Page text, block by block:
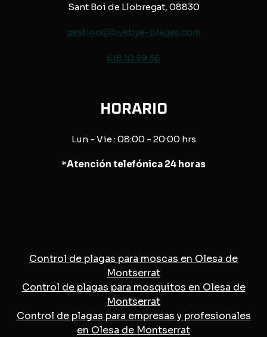
Sant Boi de Llobregat, 08830
gestion@byebye-plagas.com
618 10 59 36
HORARIO
Lun - Vie : 08:00 - 20:00 hrs
*Atención telefónica 24 horas
Control de plagas para moscas en Olesa de
Montserrat
Control de plagas para mosquitos en Olesa de
Montserrat
Control de plagas para empresas y profesionales
en Olesa de Montserrat